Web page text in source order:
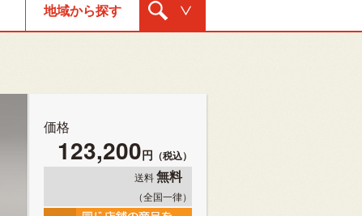
地域から探す
ーション
価格
123,200円 （税込）
送料無料
（全国一律）